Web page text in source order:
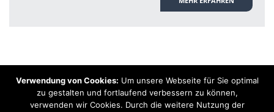
Hinweis: Trotz zahlreicher Studien, die einen Zusammenhang zwischen
Elektrosmog und gesundheitlichen Problemen aufzeigen, ist es von der
praktischen Schulmedizin bisher wissenschaftlich nicht anerkannt, dass
Verwendung von Cookies: Um unsere Webseite für Sie optimal
zu gestalten und fortlaufend verbessern zu können,
verwenden wir Cookies. Durch die weitere Nutzung der